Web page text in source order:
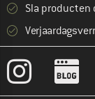
Sla producten